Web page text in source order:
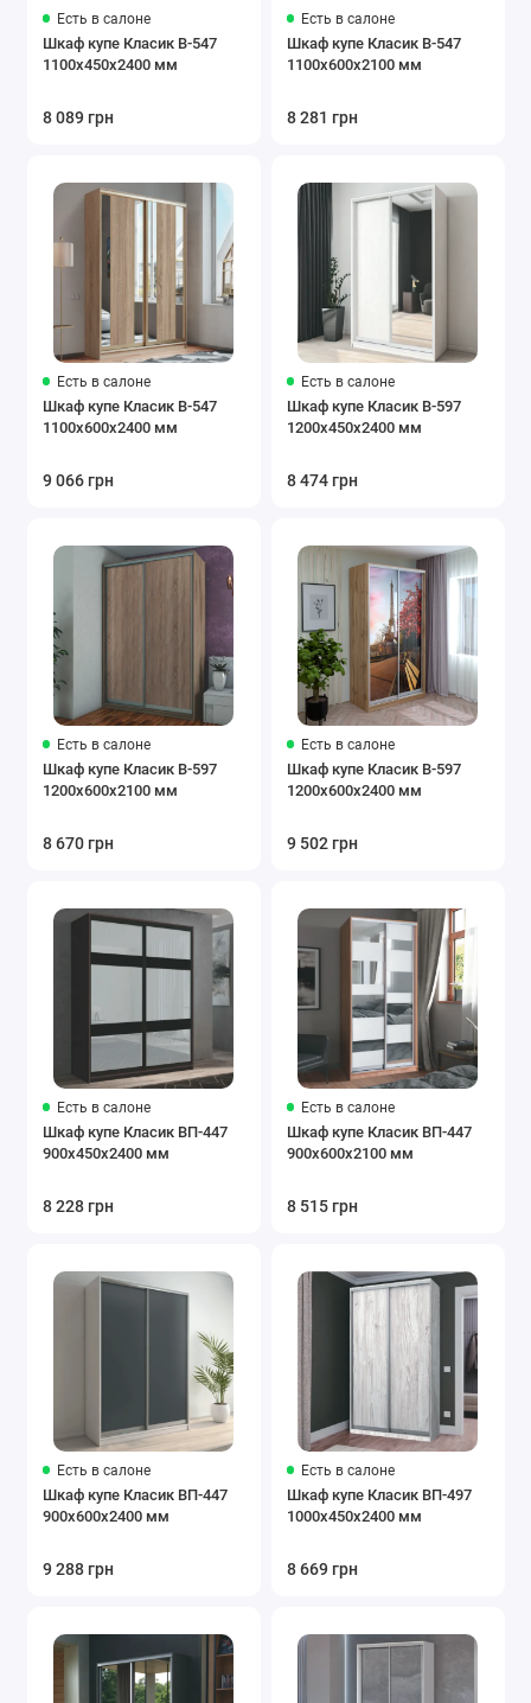
Есть в салоне
Шкаф купе Класик В-547
1100х450х2400 мм
8 089 грн
Есть в салоне
Шкаф купе Класик В-547
1100х600х2100 мм
8 281 грн
Есть в салоне
Шкаф купе Класик В-547
1100х600х2400 мм
9 066 грн
Есть в салоне
Шкаф купе Класик В-597
1200х450х2400 мм
8 474 грн
Есть в салоне
Шкаф купе Класик В-597
1200х600х2100 мм
8 670 грн
Есть в салоне
Шкаф купе Класик В-597
1200х600х2400 мм
9 502 грн
Есть в салоне
Шкаф купе Класик ВП-447
900х450х2400 мм
8 228 грн
Есть в салоне
Шкаф купе Класик ВП-447
900х600х2100 мм
8 515 грн
Есть в салоне
Шкаф купе Класик ВП-447
900х600х2400 мм
9 288 грн
Есть в салоне
Шкаф купе Класик ВП-497
1000х450х2400 мм
8 669 грн